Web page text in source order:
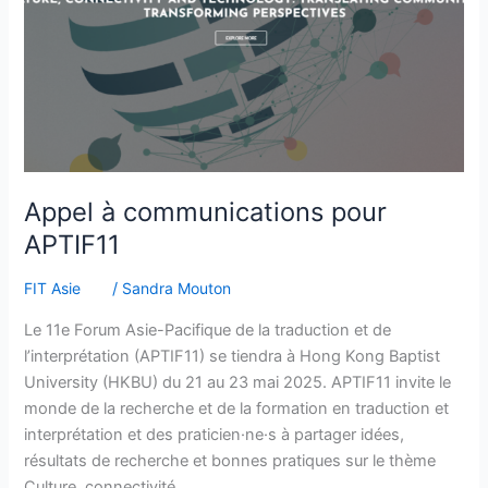
Appel à communications pour
APTIF11
FIT Asie / Sandra Mouton
Le 11e Forum Asie-Pacifique de la traduction et de
l’interprétation (APTIF11) se tiendra à Hong Kong Baptist
University (HKBU) du 21 au 23 mai 2025. APTIF11 invite le
monde de la recherche et de la formation en traduction et
interprétation et des praticien·ne·s à partager idées,
résultats de recherche et bonnes pratiques sur le thème